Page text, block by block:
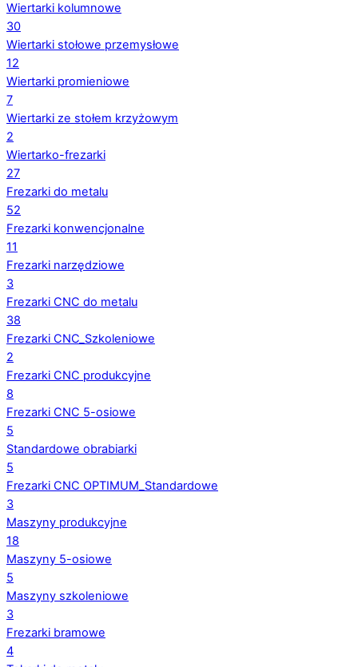
Wiertarki kolumnowe
30
Wiertarki stołowe przemysłowe
12
Wiertarki promieniowe
7
Wiertarki ze stołem krzyżowym
2
Wiertarko-frezarki
27
Frezarki do metalu
52
Frezarki konwencjonalne
11
Frezarki narzędziowe
3
Frezarki CNC do metalu
38
Frezarki CNC_Szkoleniowe
2
Frezarki CNC produkcyjne
8
Frezarki CNC 5-osiowe
5
Standardowe obrabiarki
5
Frezarki CNC OPTIMUM_Standardowe
3
Maszyny produkcyjne
18
Maszyny 5-osiowe
5
Maszyny szkoleniowe
3
Frezarki bramowe
4